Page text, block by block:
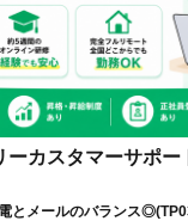
ーカスタマーサポー
とメールのバランス